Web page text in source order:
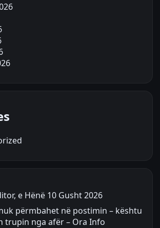
e Hënë 10 Gusht 2026
nuk përmbahet në postimin – kështu
trupin nga afër – Ora Info